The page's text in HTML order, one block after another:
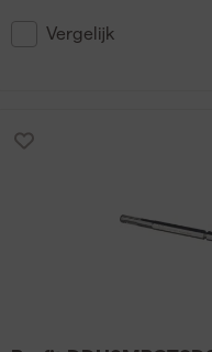
werkstuk precies te
Vergelijk